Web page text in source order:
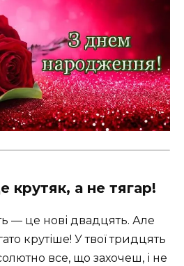
крутяк, а не тягар!
— це нові двадцять. Але
крутіше! У твої тридцять
все, що захочеш, і не